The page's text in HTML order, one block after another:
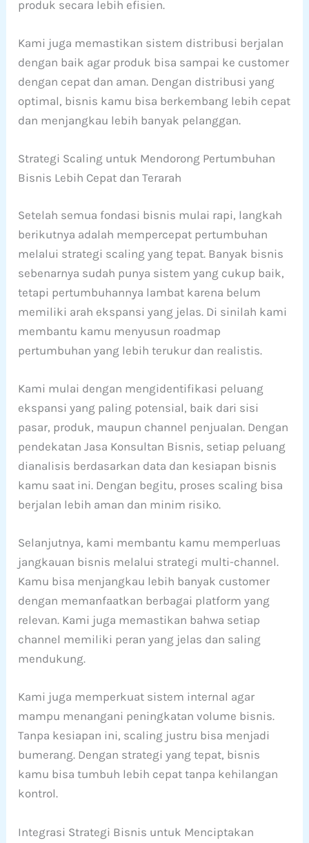
produk secara lebih efisien.
Kami juga memastikan sistem distribusi berjalan
dengan baik agar produk bisa sampai ke customer
dengan cepat dan aman. Dengan distribusi yang
optimal, bisnis kamu bisa berkembang lebih cepat
dan menjangkau lebih banyak pelanggan.
Strategi Scaling untuk Mendorong Pertumbuhan
Bisnis Lebih Cepat dan Terarah
Setelah semua fondasi bisnis mulai rapi, langkah
berikutnya adalah mempercepat pertumbuhan
melalui strategi scaling yang tepat. Banyak bisnis
sebenarnya sudah punya sistem yang cukup baik,
tetapi pertumbuhannya lambat karena belum
memiliki arah ekspansi yang jelas. Di sinilah kami
membantu kamu menyusun roadmap
pertumbuhan yang lebih terukur dan realistis.
Kami mulai dengan mengidentifikasi peluang
ekspansi yang paling potensial, baik dari sisi
pasar, produk, maupun channel penjualan. Dengan
pendekatan Jasa Konsultan Bisnis, setiap peluang
dianalisis berdasarkan data dan kesiapan bisnis
kamu saat ini. Dengan begitu, proses scaling bisa
berjalan lebih aman dan minim risiko.
Selanjutnya, kami membantu kamu memperluas
jangkauan bisnis melalui strategi multi-channel.
Kamu bisa menjangkau lebih banyak customer
dengan memanfaatkan berbagai platform yang
relevan. Kami juga memastikan bahwa setiap
channel memiliki peran yang jelas dan saling
mendukung.
Kami juga memperkuat sistem internal agar
mampu menangani peningkatan volume bisnis.
Tanpa kesiapan ini, scaling justru bisa menjadi
bumerang. Dengan strategi yang tepat, bisnis
kamu bisa tumbuh lebih cepat tanpa kehilangan
kontrol.
Integrasi Strategi Bisnis untuk Menciptakan